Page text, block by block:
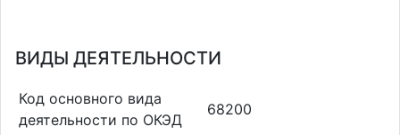
ВИДЫ ДЕЯТЕЛЬНОСТИ
Код основного вида
деятельности по ОКЭД
68200